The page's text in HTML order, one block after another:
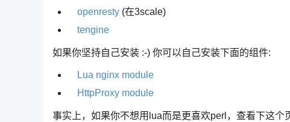
openresty (在3scale)
tengine
如果你坚持自己安装 :-) 你可以自己安装下面的组件:
Lua nginx module
HttpProxy module
事实上，如果你不想用lua而是更喜欢perl，查看下这个